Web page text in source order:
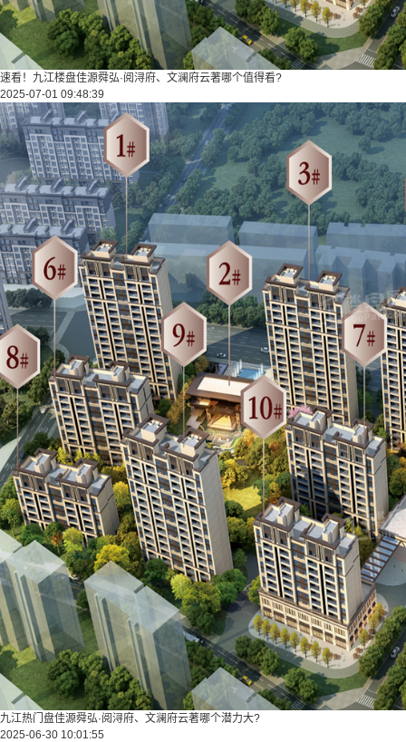
速看！九江楼盘佳源舜弘·阅浔府、文澜府云著哪个值得看?
2025-07-01 09:48:39
九江热门盘佳源舜弘·阅浔府、文澜府云著哪个潜力大?
2025-06-30 10:01:55